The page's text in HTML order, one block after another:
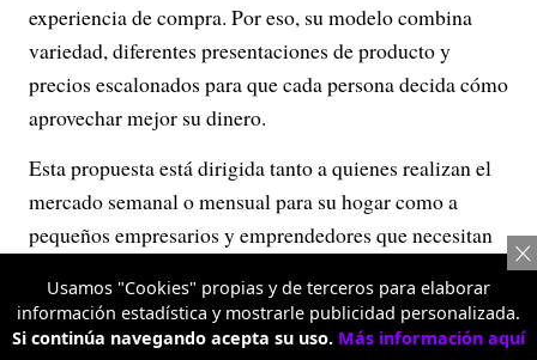
experiencia de compra. Por eso, su modelo combina
variedad, diferentes presentaciones de producto y
precios escalonados para que cada persona decida cómo
aprovechar mejor su dinero.
Esta propuesta está dirigida tanto a quienes realizan el
mercado semanal o mensual para su hogar como a
pequeños empresarios y emprendedores que necesitan
conveniente.
Actualmente, Metro Almacén ya cuenta con
Usamos "Cookies" propias y de terceros para elaborar
información estadística y mostrarle publicidad personalizada.
Si continúa navegando acepta su uso. Más información aquí